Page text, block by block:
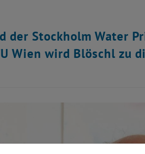
der Stockholm Water
Wien wird Blöschl zu